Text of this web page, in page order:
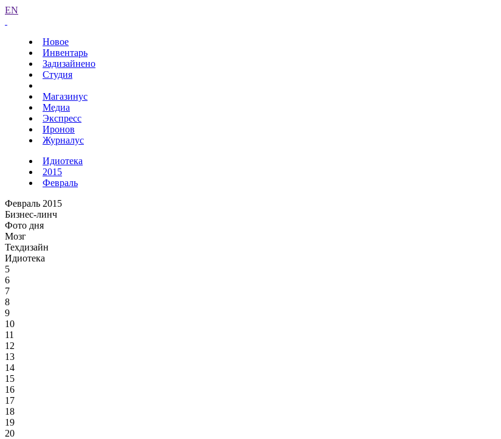
EN
Новое
Инвентарь
Задизайнено
Студия
Магазинус
Медиа
Экспресс
Иронов
Журналус
Идиотека
2015
Февраль
Февраль 2015
Бизнес-линч
Фото дня
Мозг
Техдизайн
Идиотека
5
6
7
8
9
10
11
12
13
14
15
16
17
18
19
20